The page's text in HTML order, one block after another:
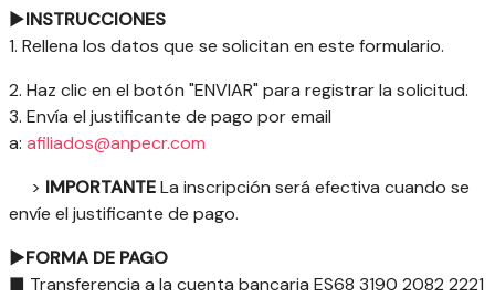
►INSTRUCCIONES
1. Rellena los datos que se solicitan en este formulario.
2. Haz clic en el botón "ENVIAR" para registrar la solicitud.
3. Envía el justificante de pago por email
a: afiliados@anpecr.com
> IMPORTANTELa inscripción será efectiva cuando se
envíe el justificante de pago.
►FORMA DE PAGO
■ Transferencia a la cuenta bancaria ES68 3190 2082 2221